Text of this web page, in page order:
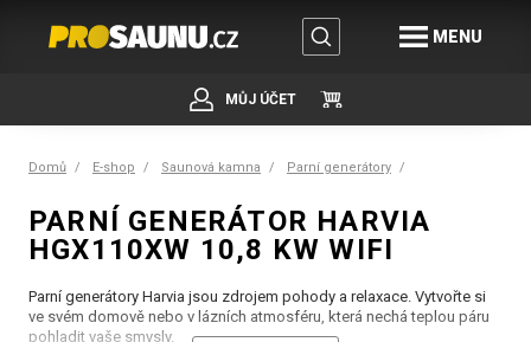
MENU
MŮJ ÚČET
Domů E-shop Saunová kamna Parní generátory
PARNÍ GENERÁTOR HARVIA
HGX110XW 10,8 KW WIFI
Parní generátory Harvia jsou zdrojem pohody a relaxace. Vytvořte si
ve svém domově nebo v lázních atmosféru, která nechá teplou páru
pohladit vaše smysly.